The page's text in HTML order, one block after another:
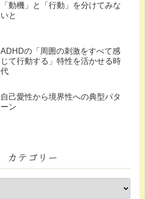
「動機」と「行動」を分けてみな
いと
ADHDの「周囲の刺激をすべて感
じて行動する」特性を活かせる時
代
自己愛性から境界性への典型パタ
ーン
カテゴリー